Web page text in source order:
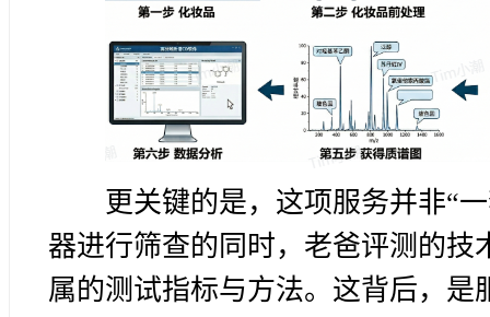
更关键的是，这项服务并非“
器进行筛查的同时，老爸评测的
属的测试指标与方法。这背后，是